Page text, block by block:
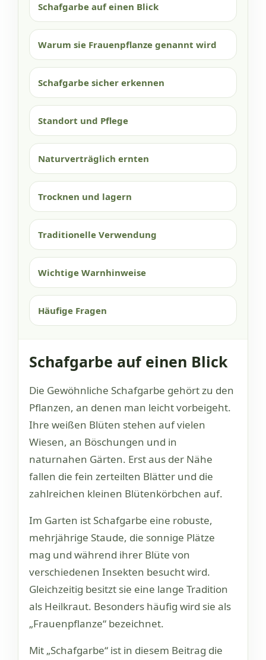
Schafgarbe auf einen Blick
Warum sie Frauenpflanze genannt wird
Schafgarbe sicher erkennen
Standort und Pflege
Naturverträglich ernten
Trocknen und lagern
Traditionelle Verwendung
Wichtige Warnhinweise
Häufige Fragen
Schafgarbe auf einen Blick
Die Gewöhnliche Schafgarbe gehört zu den
Pflanzen, an denen man leicht vorbeigeht.
Ihre weißen Blüten stehen auf vielen
Wiesen, an Böschungen und in
naturnahen Gärten. Erst aus der Nähe
fallen die fein zerteilten Blätter und die
zahlreichen kleinen Blütenkörbchen auf.
Im Garten ist Schafgarbe eine robuste,
mehrjährige Staude, die sonnige Plätze
mag und während ihrer Blüte von
verschiedenen Insekten besucht wird.
Gleichzeitig besitzt sie eine lange Tradition
als Heilkraut. Besonders häufig wird sie als
„Frauenpflanze“ bezeichnet.
Mit „Schafgarbe“ ist in diesem Beitrag die